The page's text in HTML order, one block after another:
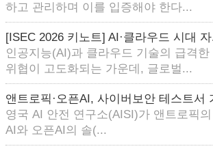
하고 관리하며 이를 입증해야 한다...
[ISEC 2026 키노트] AI·클라우드 시대
인공지능(AI)과 클라우드 기술의 급격한
위협이 고도화되는 가운데, 글로벌...
앤트로픽·오픈AI, 사이버보안 테스트서
영국 AI 안전 연구소(AISI)가 앤트로픽
AI와 오픈AI의 솔(...